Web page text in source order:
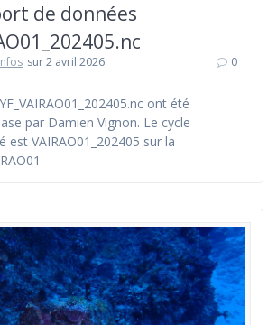
de données
sur 2 avril 2026 0
ont été
par Damien Vignon. Le cycle
est VAIRAO01_202405 sur la